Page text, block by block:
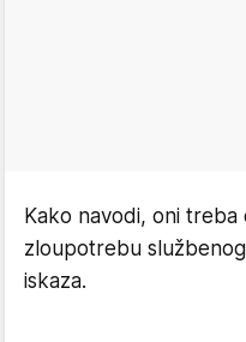
Kako navodi, oni treba
zloupotrebu
iskaza.